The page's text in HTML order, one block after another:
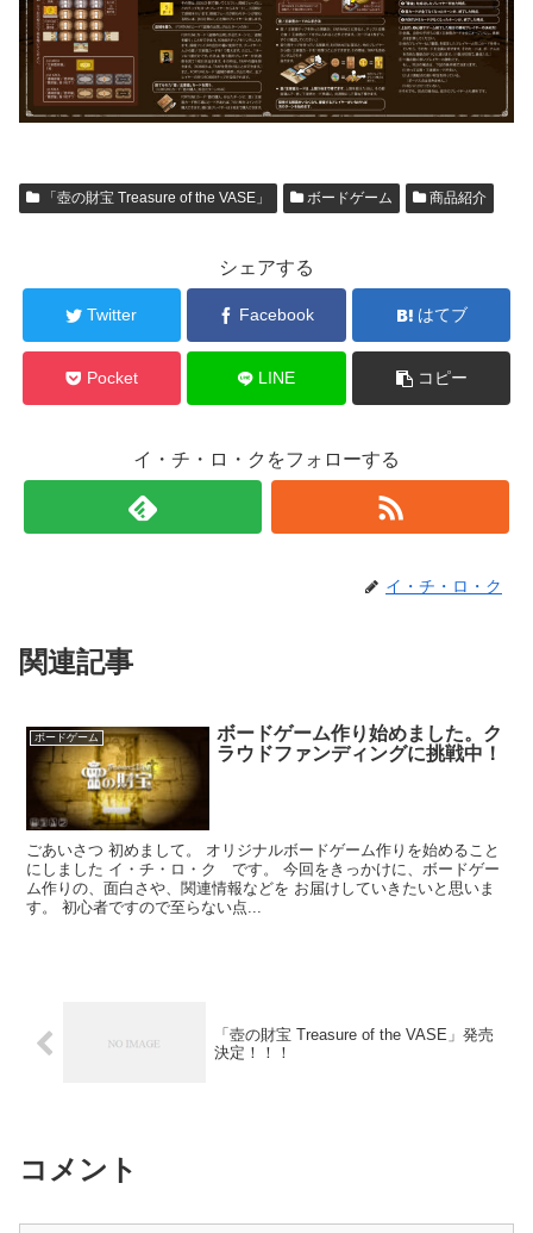
「壺の財宝 Treasure of the VASE」 ボードゲーム 商品紹介
シェアする
Twitter Facebook はてブ
Pocket LINE コピー
イ・チ・ロ・クをフォローする
イ・チ・ロ・ク
関連記事
ボードゲーム
ボードゲーム作り始めました。ク
ラウドファンディングに挑戦中！
ごあいさつ 初めまして。 オリジナルボードゲーム作りを始めること
にしました イ・チ・ロ・ク です。 今回をきっかけに、ボードゲー
ム作りの、面白さや、関連情報などを お届けしていきたいと思いま
す。 初心者ですので至らない点...
「壺の財宝 Treasure of the VASE」発売
決定！！！
コメント